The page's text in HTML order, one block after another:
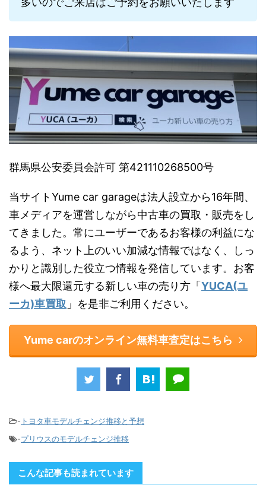
群馬県公安委員会許可 第421110268500号
当サイトYume car garageは法人設立から16年間、
車メディアを運営しながら中古車の買取・販売をし
てきました。常にユーザーであるお客様の利益にな
るよう、ネット上のいい加減な情報ではなく、しっ
かりと識別した役立つ情報を発信しています。お客
様へ最大限還元する新しい車の売り方「 YUCA(ユ
ーカ)車買取 」を是非ご利用ください。
Yume carのオンライン無料車査定はこちら
- トヨタ車モデルチェンジ推移と予想
-プリウスのモデルチェンジ推移
こんな記事も読まれています